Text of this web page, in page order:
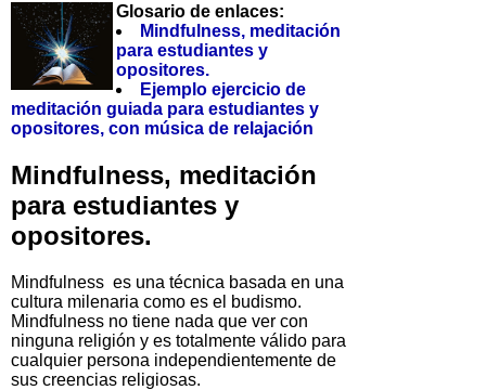
Glosario de enlaces:
Mindfulness, meditación
para estudiantes y
opositores.
Ejemplo ejercicio de
meditación guiada para estudiantes y
opositores, con música de relajación
Mindfulness, meditación
para estudiantes y
opositores.
Mindfulness es una técnica basada en una
cultura milenaria como es el budismo.
Mindfulness no tiene nada que ver con
ninguna religión y es totalmente válido para
cualquier persona independientemente de
sus creencias religiosas.